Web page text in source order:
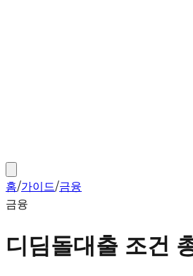
홈/가이드/금융
금융
디딤돌대출 조건